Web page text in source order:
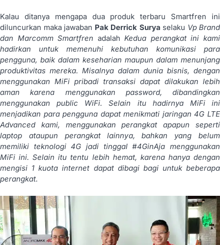
Kalau ditanya mengapa dua produk terbaru Smartfren ini
diluncurkan maka jawaban Pak Derrick Surya selaku Vp Brand
dan Marcomm Smartfren adalahKedua perangkat ini kami
hadirkan untuk memenuhi kebutuhan komunikasi para
pengguna, baik dalam keseharian maupun dalam menunjang
produktivitas mereka. Misalnya dalam dunia bisnis, dengan
menggunakan MiFi pribadi transaksi dapat dilakukan lebih
aman karena menggunakan password, dibandingkan
menggunakan public WiFi. Selain itu hadirnya MiFi ini
menjadikan para pengguna dapat menikmati jaringan 4G LTE
Advanced kami, menggunakan perangkat apapun seperti
laptop ataupun perangkat lainnya, bahkan yang belum
memiliki teknologi 4G jadi tinggal #4GinAja menggunakan
MiFi ini. Selain itu tentu lebih hemat, karena hanya dengan
mengisi 1 kuota internet dapat dibagi bagi untuk beberapa
perangkat.